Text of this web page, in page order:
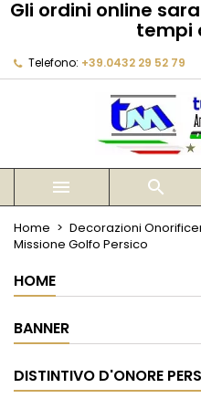
Gli ordini online
tempi
Telefono: +39.0432 29 52 79
 
Home Decorazioni
Missione Golfo Persico
HOME
BANNER
DISTINTIVO D'ONORE
My wishlists
add_circle_outline Create new list
Crea lista dei
Annulla
Devi avere effettuato
prodotti nella tua lista